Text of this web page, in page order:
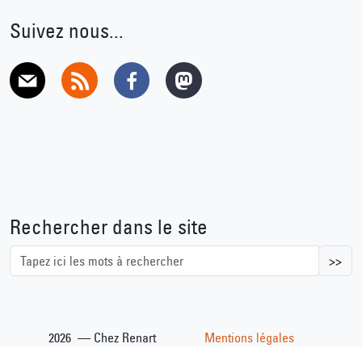
Suivez nous...
Rechercher dans le site
>>
2026 — Chez Renart Mentions légales